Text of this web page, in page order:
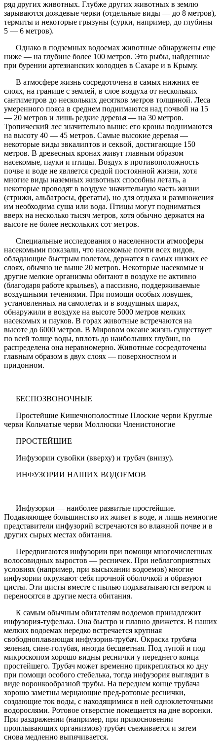
ряд других животных. Глубже других животных в землю
зарываются дождевые черви (отдельные виды — до 8 метров),
термиты и некоторые грызуны (сурки, например, до глубины
5 — 6 метров).
Однако в подземных водоемах животные обнаружены еще
ниже — на глубине более 100 метров. Это рыбы, найденные
при бурении артезианских колодцев в Сахаре и в Крыму.
В атмосфере жизнь сосредоточена в самых нижних ее
слоях, на границе с землей, в слое воздуха от нескольких
сантиметров до нескольких десятков метров толщиной. Леса
умеренного пояса в среднем поднимаются над почвой на 15
— 20 метров и лишь редкие деревья — на 30 метров.
Тропический лес значительно выше: его кроны поднимаются
на высоту 40 — 45 метров. Самые высокие деревья —
некоторые виды эвкалиптов и секвой, достигающие 150
метров. В древесных кронах живут главным образом
насекомые, пауки и птицы. Воздух в противоположность
почве и воде не является средой постоянной жизни, хотя
многие виды наземных животных способны летать, а
некоторые проводят в воздухе значительную часть жизни
(стрижи, альбатросы, фрегаты), но для отдыха и размножения
им необходима суша или вода. Птицы могут подниматься
вверх на несколько тысяч метров, хотя обычно держатся на
высоте не более нескольких сот метров.
Специальные исследования о населенности атмосферы
насекомыми показали, что насекомые почти всех видов,
обладающие быстрым полетом, держатся в самых низких ее
слоях, обычно не выше 20 метров. Некоторые насекомые и
другие мелкие организмы обитают в воздухе не активно
(благодаря работе крыльев), а пассивно, поддерживаемые
воздушными течениями. При помощи особых ловушек,
установленных на самолетах и в воздушных шарах,
обнаружили в воздухе на высоте 5000 метров мелких
насекомых и пауков. В горах животные встречаются на
высоте до 6000 метров. В Мировом океане жизнь существует
по всей толще воды, вплоть до наибольших глубин, но
распределена она неравномерно. Животные сосредоточены
главным образом в двух слоях — поверхностном и
придонном.
БЕСПОЗВОНОЧНЫЕ
Простейшие Кишечнополостные Плоские черви Круглые
черви Кольчатые черви Моллюски Членистоногие
ПРОСТЕЙШИЕ
Инфузории сувойки (вверху) и трубач (внизу).
ИНФУЗОРИИ НАШИХ ВОДОЕМОВ
Инфузории — наиболее развитые простейшие.
Подавляющее большинство их живет в воде, и лишь немногие
представители инфузорий встречаются во влажной почве и в
других сырых местах обитания.
Передвигаются инфузории при помощи многочисленных
волосовидных выростов — ресничек. При неблагоприятных
условиях (например, при высыхании водоемов) многие
инфузории окружают себя прочной оболочкой и образуют
цисты. Эти цисты вместе с пылью подхватываются ветром и
переносятся в другие места обитания.
К самым обычным обитателям водоемов принадлежит
инфузория-туфелька. Она быстро и плавно движется. В наших
мелких водоемах нередко встречается крупная
свободноплавающая инфузория-трубач. Окраска трубача
зеленая, сине-голубая, иногда бесцветная. Под лупой и под
микроскопом хорошо видны реснички у переднего конца
простейшего. Трубач может временно прикрепляться ко дну
при помощи особого стебелька, тогда инфузория выглядит в
виде воронкообразной трубы. На переднем конце трубача
хорошо заметны мерцающие пред-ротовые реснички,
создающие ток воды, с находящимися в ней одноклеточными
водорослями. Ротовое отверстие помещается на дне воронки.
При раздражении (например, при прикосновении
проплывающих организмов) трубач съеживается и затем
снова медленно выпячивается.